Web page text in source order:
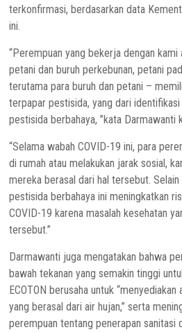
terkonfirmasi, berdasarkan data
ini.
“Perempuan yang bekerja dengan kami
petani dan buruh perkebunan, petani
terutama para buruh dan petani –
terpapar pestisida, yang dari
pestisida berbahaya, ”kata Darmawanti
“Selama wabah COVID-19 ini, para
di rumah atau melakukan jarak sosial,
mereka berasal dari hal tersebut.
pestisida berbahaya ini meningkatkan
COVID-19 karena masalah kesehatan
tersebut.”
Darmawanti juga mengatakan bahwa
bawah tekanan yang semakin tinggi
ECOTON berusaha untuk
yang berasal dari air hujan,” serta
perempuan tentang penerapan sanitasi